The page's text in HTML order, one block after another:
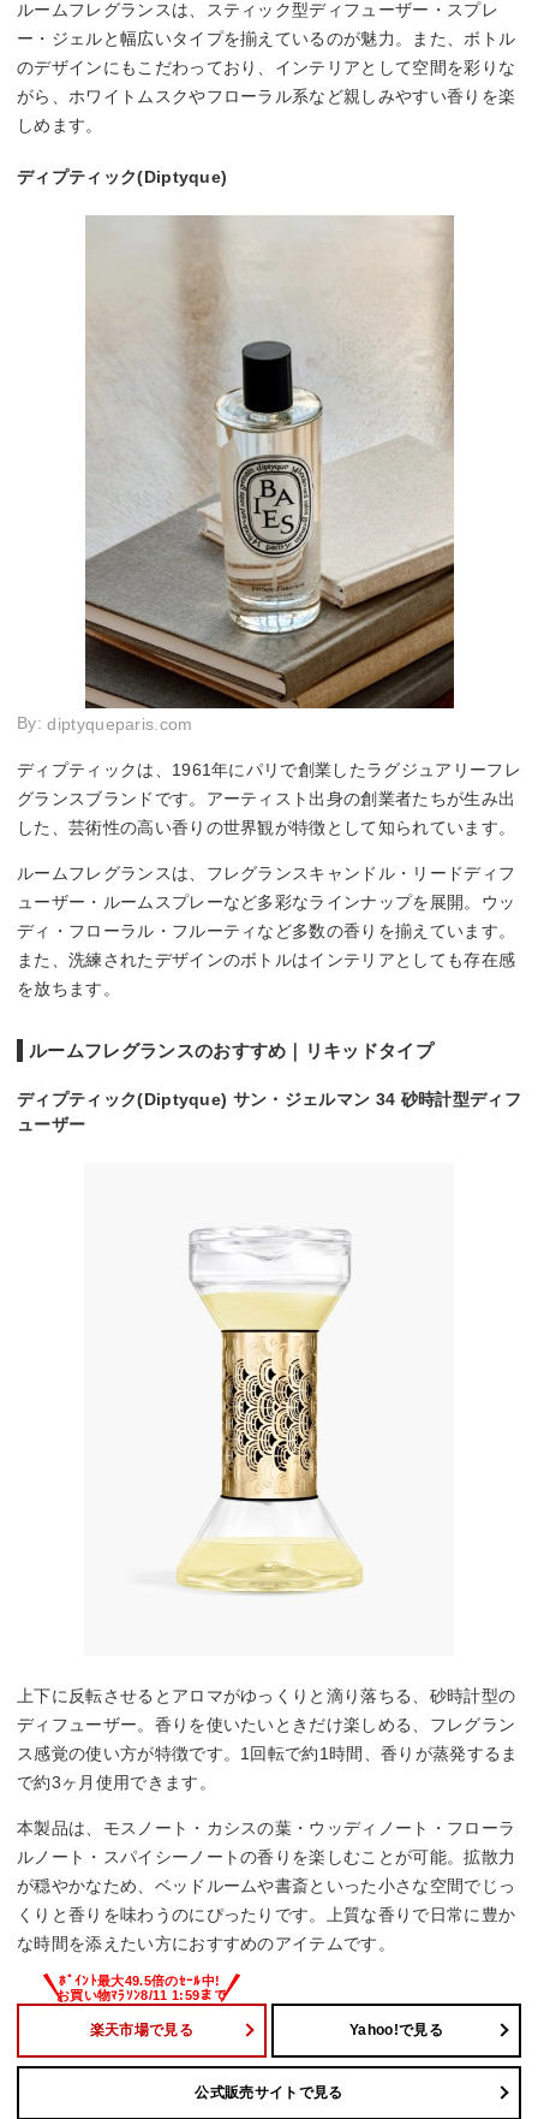
ルームフレグランスは、スティック型ディフューザー・スプレ
ー・ジェルと幅広いタイプを揃えているのが魅力。また、ボトル
のデザインにもこだわっており、インテリアとして空間を彩りな
がら、ホワイトムスクやフローラル系など親しみやすい香りを楽
しめます。
ディプティック(Diptyque)
By:diptyqueparis.com
ディプティックは、1961年にパリで創業したラグジュアリーフレ
グランスブランドです。アーティスト出身の創業者たちが生み出
した、芸術性の高い香りの世界観が特徴として知られています。
ルームフレグランスは、フレグランスキャンドル・リードディフ
ューザー・ルームスプレーなど多彩なラインナップを展開。ウッ
ディ・フローラル・フルーティなど多数の香りを揃えています。
また、洗練されたデザインのボトルはインテリアとしても存在感
を放ちます。
ルームフレグランスのおすすめ｜リキッドタイプ
ディプティック(Diptyque) サン・ジェルマン 34 砂時計型ディフ
ューザー
上下に反転させるとアロマがゆっくりと滴り落ちる、砂時計型の
ディフューザー。香りを使いたいときだけ楽しめる、フレグラン
ス感覚の使い方が特徴です。1回転で約1時間、香りが蒸発するま
で約3ヶ月使用できます。
本製品は、モスノート・カシスの葉・ウッディノート・フローラ
ルノート・スパイシーノートの香りを楽しむことが可能。拡散力
が穏やかなため、ベッドルームや書斎といった小さな空間でじっ
くりと香りを味わうのにぴったりです。上質な香りで日常に豊か
な時間を添えたい方におすすめのアイテムです。
楽天市場で見る Yahoo!で見る
公式販売サイトで見る